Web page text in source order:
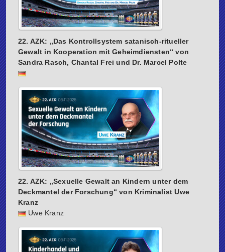
22. AZK: „Das Kontrollsystem satanisch-ritueller
Gewalt in Kooperation mit Geheimdiensten“ von
Sandra Rasch, Chantal Frei und Dr. Marcel Polte
22. AZK: „Sexuelle Gewalt an Kindern unter dem
Deckmantel der Forschung“ von Kriminalist Uwe
Kranz
Uwe Kranz